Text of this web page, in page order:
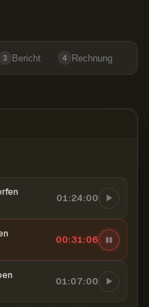
3 Bericht 4 Rechnung
01:24:00
00:31:07
01:07:00